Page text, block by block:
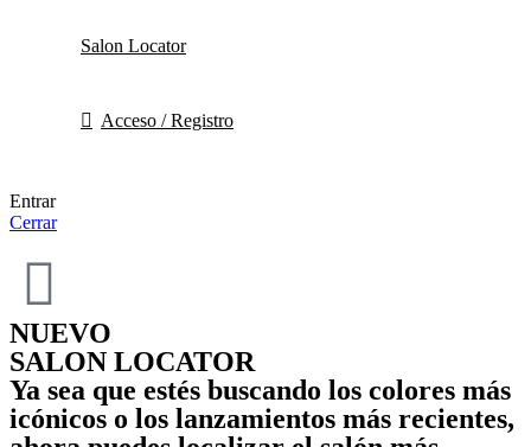
Salon Locator
Acceso / Registro
Entrar
Cerrar
NUEVO
SALON LOCATOR
Ya sea que estés buscando los colores más
icónicos o los lanzamientos más recientes,